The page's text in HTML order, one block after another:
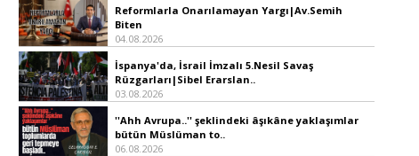
Reformlarla Onarılamayan Yargı|Av.Semih
Biten
04.08.2026
İspanya'da, İsrail İmzalı 5.Nesil Savaş
Rüzgarları|Sibel Erarslan..
03.08.2026
''Ahh Avrupa..'' şeklindeki âşıkâne yaklaşımlar
bütün Müslüman to..
06.08.2026